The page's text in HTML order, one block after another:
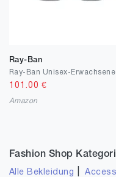
Ray-Ban
101.00 €
Amazon
Fashion Shop
Alle Bekleidung |